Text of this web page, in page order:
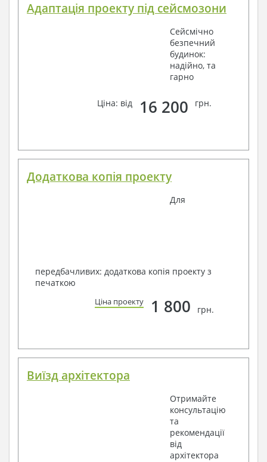
Адаптація проекту під сейсмозони
Сейсмічно
безпечний
будинок:
надійно, та
гарно
Ціна: від 16 200 грн.
Додаткова копія проекту
Для
передбачливих: додаткова копія проекту з
печаткою
Ціна проекту 1 800 грн.
Виїзд архітектора
Отримайте
консультацію
та
рекомендації
від
архітектора